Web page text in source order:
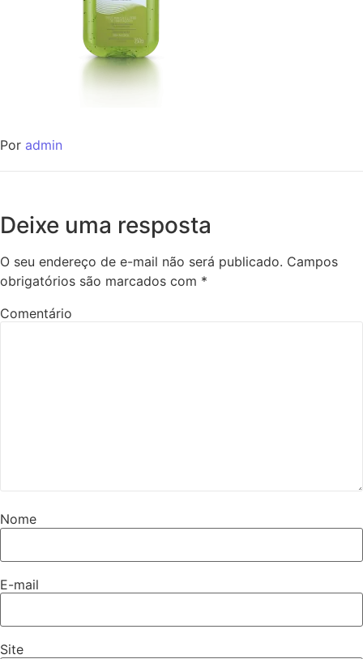
Por admin
Deixe uma resposta
O seu endereço de e-mail não será publicado. Campos
obrigatórios são marcados com *
Comentário
Nome
E-mail
Site